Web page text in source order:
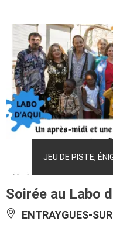
JEU DE PISTE,
Soirée au Labo
ENTRAYGUES-